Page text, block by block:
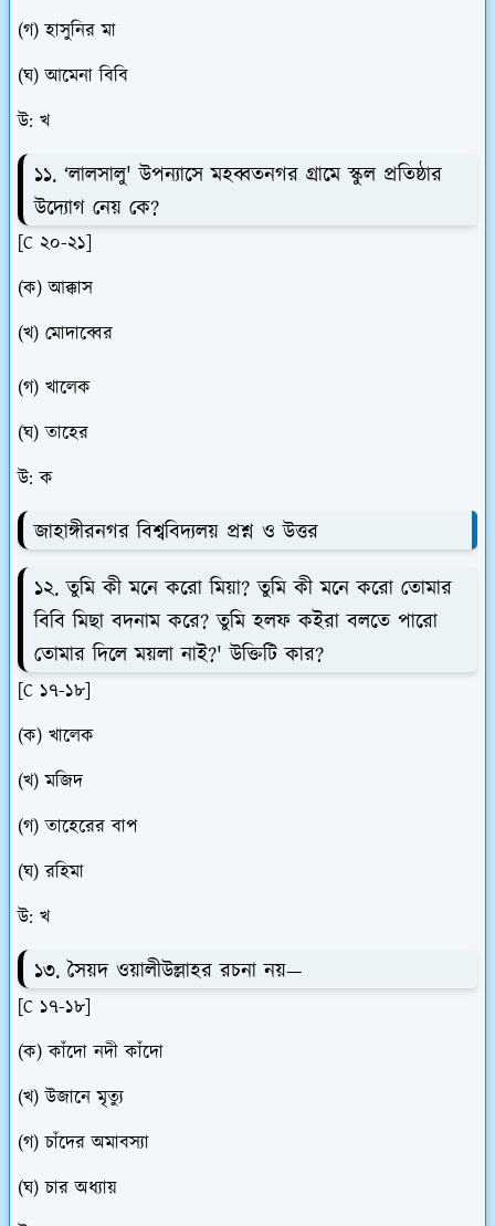
(গ) হাসুনির মা
(ঘ) আমেনা বিবি
উ: খ
১১. ‘লালসালু' উপন্যাসে মহব্বতনগর গ্রামে স্কুল প্রতিষ্ঠার
উদ্যোগ নেয় কে?
[C ২০-২১]
(ক) আক্কাস
(খ) মোদাব্বের
(গ) খালেক
(ঘ) তাহের
উ: ক
জাহাঙ্গীরনগর বিশ্ববিদ্যলয় প্রশ্ন ও উত্তর
১২. তুমি কী মনে করো মিয়া? তুমি কী মনে করো তোমার
বিবি মিছা বদনাম করে? তুমি হলফ কইরা বলতে পারো
তোমার দিলে ময়লা নাই?' উক্তিটি কার?
[C ১৭-১৮]
(ক) খালেক
(খ) মজিদ
(গ) তাহেরের বাপ
(ঘ) রহিমা
উ: খ
১৩. সৈয়দ ওয়ালীউল্লাহর রচনা নয়—
[C ১৭-১৮]
(ক) কাঁদো নদী কাঁদো
(খ) উজানে মৃত্যু
(গ) চাঁদের অমাবস্যা
(ঘ) চার অধ্যায়